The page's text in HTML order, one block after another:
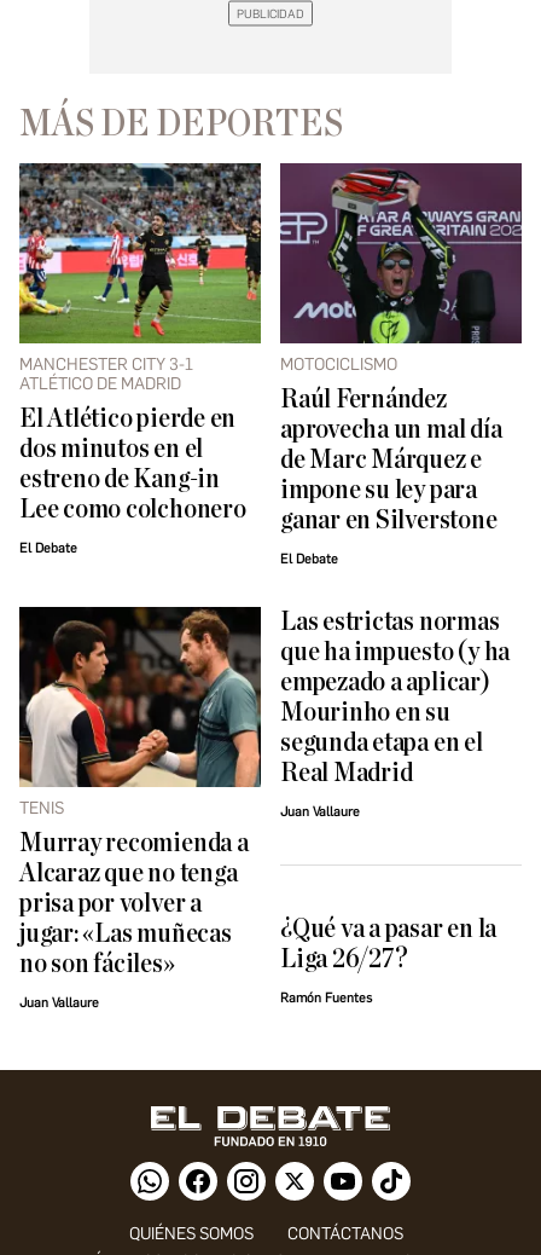
MÁS DE DEPORTES
MANCHESTER CITY 3-1
ATLÉTICO DE MADRID
El Atlético pierde en
dos minutos en el
estreno de Kang-in
Lee como colchonero
El Debate
MOTOCICLISMO
Raúl Fernández
aprovecha un mal día
de Marc Márquez e
impone su ley para
ganar en Silverstone
El Debate
TENIS
Murray recomienda a
Alcaraz que no tenga
prisa por volver a
jugar: «Las muñecas
no son fáciles»
Juan Vallaure
Las estrictas normas
que ha impuesto (y ha
empezado a aplicar)
Mourinho en su
segunda etapa en el
Real Madrid
Juan Vallaure
¿Qué va a pasar en la
Liga 26/27?
Ramón Fuentes
QUIÉNES SOMOS
CONTÁCTANOS